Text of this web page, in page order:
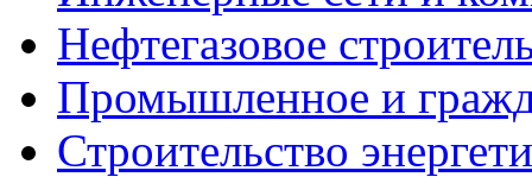
Нефтегазовое
Промышленное и
Строительство